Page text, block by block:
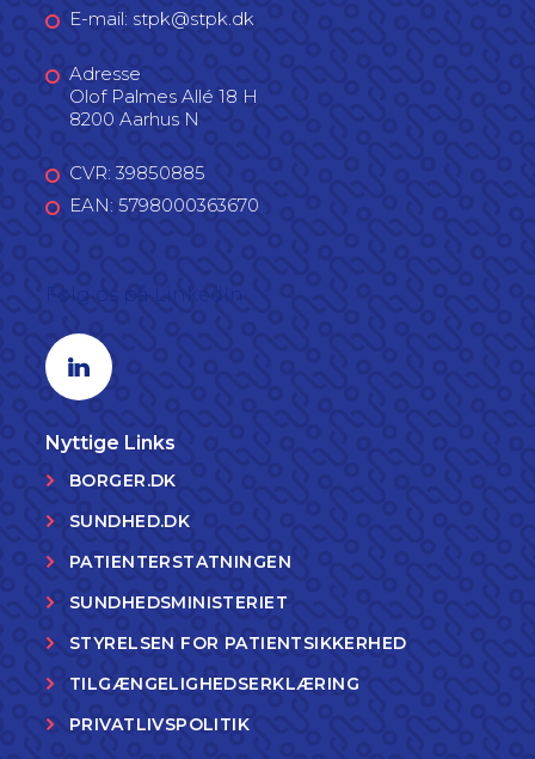
E-mail: stpk@stpk.dk
Adresse
Olof Palmes Allé 18 H
8200 Aarhus N
CVR: 39850885
EAN: 5798000363670
Linkedin profil
Nyttige Links
BORGER.DK
SUNDHED.DK
PATIENTERSTATNINGEN
SUNDHEDSMINISTERIET
STYRELSEN FOR PATIENTSIKKERHED
TILGÆNGELIGHEDSERKLÆRING
PRIVATLIVSPOLITIK